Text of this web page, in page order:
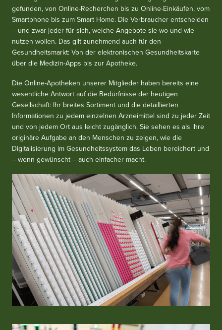
gefunden, von Online-Recherchen bis zu Online-Einkäufen, vom
Smartphone bis zum Smart Home. Die Verbraucher entscheiden
– und zwar jeder für sich, welche Angebote sie wo und wie
nutzen wollen. Das gilt zunehmend auch für den
Gesundheitsmarkt: Von der elektronischen Gesundheitskarte
über die Medizin-Apps bis zur Apotheke.
Die Online-Apotheken unserer Mitglieder haben bereits eine
wesentliche Antwort auf die Bedürfnisse der heutigen
Gesellschaft: Ihr breites Sortiment und die detaillierten
Informationen zu jedem einzelnen Arzneimittel sind zu jeder Zeit
und von jedem Ort aus leicht zugänglich. Sie sehen es als ihre
originäre Aufgabe an den Menschen zu zeigen, wie die
Digitalisierung im Gesundheitssystem das Leben bereichert und
– wenn gewünscht – auch einfacher macht.